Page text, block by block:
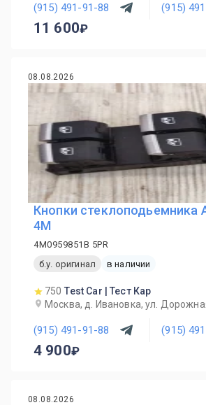
(915) 491-91-88 (915)
11 600
08.08.2026
Кнопки стеклоподьемника
4M
4M0959851B 5PR
б.у. оригинал
в наличии
750 Test Car | Тест Кар
Москва, д. Ивановка, ул.
(915) 491-91-88 (915)
4 900
08.08.2026